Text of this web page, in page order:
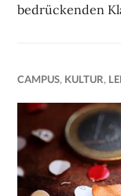
bedrückenden
CAMPUS, KULTUR,